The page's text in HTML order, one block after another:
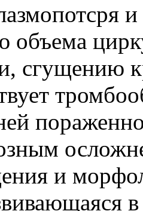
и
объема
сгущению
и